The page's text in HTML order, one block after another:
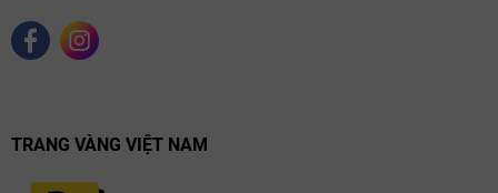
TRANG VÀNG VIỆT NAM